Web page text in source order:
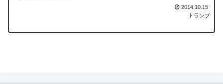
2014.10.15
トランプ